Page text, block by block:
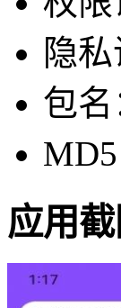
隐私
包名
应用截